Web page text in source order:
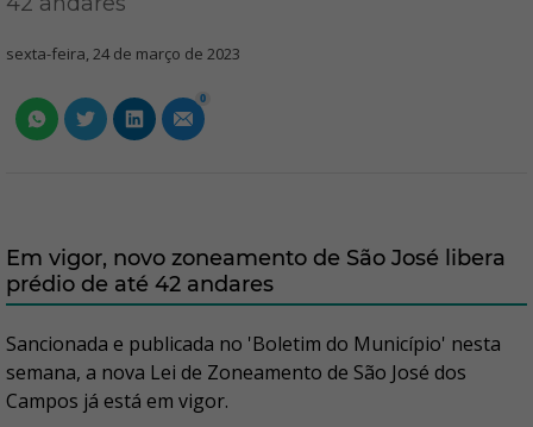
sexta-feira, 24 de março de 2023
0
Em vigor, novo zoneamento de São José libera
prédio de até 42 andares
Sancionada e publicada no 'Boletim do Município' nesta
semana, a nova Lei de Zoneamento de São José dos
Campos já está em vigor.